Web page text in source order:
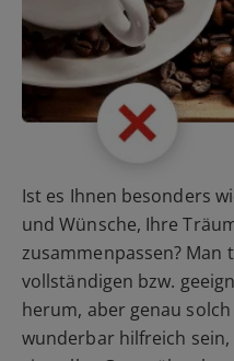
Ist es Ihnen besonders
und Wünsche, Ihre
zusammenpassen?
vollständigen bzw.
herum, aber genau
wunderbar hilfreich